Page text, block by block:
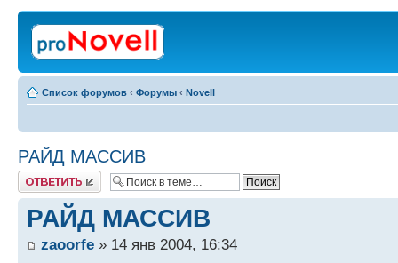
Список форумов ‹ Форумы ‹ Novell
РАЙД МАССИВ
Ответить
РАЙД МАССИВ
zaoorfe » 14 янв 2004, 16:34